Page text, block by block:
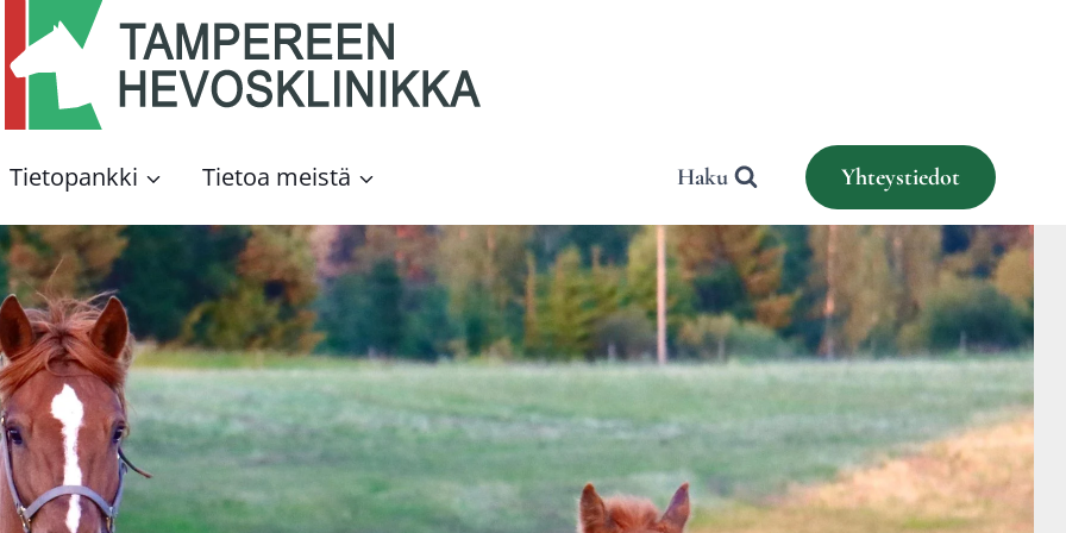
Tie­to­pank­ki Tie­toa meis­tä Haku Yhteystiedot